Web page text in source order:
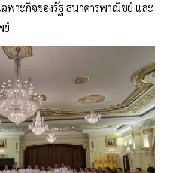
พาะกิจของรัฐ ธนาคารพาณิชย์ และ
ย์